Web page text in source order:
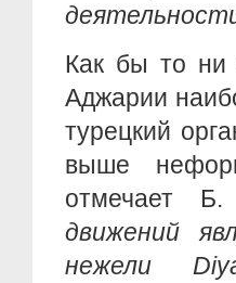
Как бы то ни
Аджарии
турецкий
выше
отмечает
движений
нежели